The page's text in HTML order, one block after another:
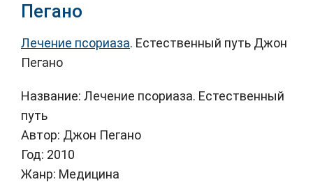
Пегано
Лечение псориаза. Естественный путь Джон
Пегано
Название: Лечение псориаза. Естественный
путь
Автор: Джон Пегано
Год: 2010
Жанр: Медицина